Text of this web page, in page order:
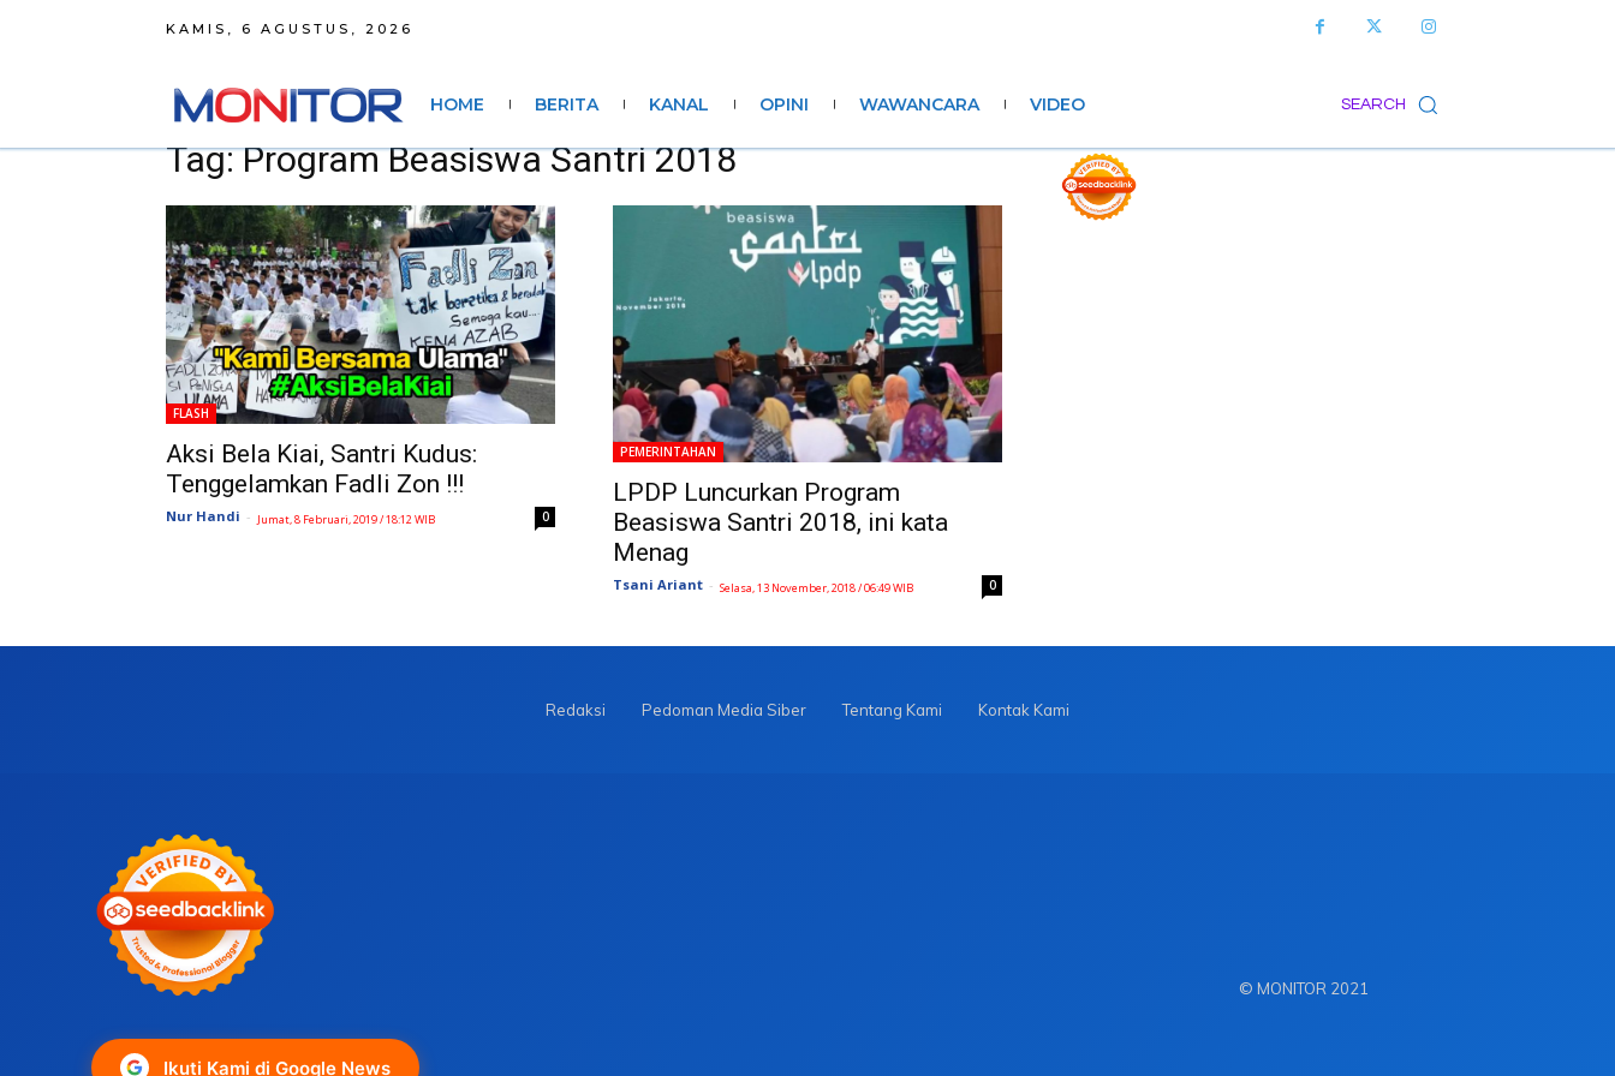
KAMIS, 6 AGUSTUS, 2026
SEARCH
HOME BERITA KANAL OPINI WAWANCARA VIDEO
Tag: Program Beasiswa Santri 2018
FLASH
Aksi Bela Kiai, Santri Kudus:
Tenggelamkan Fadli Zon !!!
Nur Handi - Jumat, 8 Februari, 2019 / 18:12 WIB 0
PEMERINTAHAN
LPDP Luncurkan Program
Beasiswa Santri 2018, ini kata
Menag
Tsani Ariant - Selasa, 13 November, 2018 / 06:49 WIB 0
Redaksi Pedoman Media Siber Tentang Kami Kontak Kami
Ikuti Kami di Google News
© MONITOR 2021